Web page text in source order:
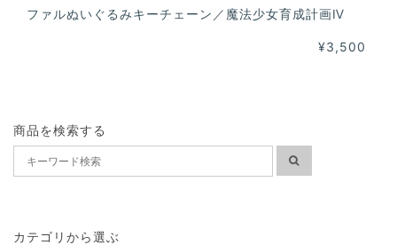
ファルぬいぐるみキーチェーン／魔法少女育成計画Ⅳ
¥3,500
商品を検索する
カテゴリから選ぶ